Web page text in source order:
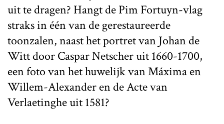
uit te dragen? Hangt de Pim Fortuyn-vlag
straks in één van de gerestaureerde
toonzalen, naast het portret van Johan de
Witt door Caspar Netscher uit 1660-1700,
een foto van het huwelijk van Máxima en
Willem-Alexander en de Acte van
Verlaetinghe uit 1581?